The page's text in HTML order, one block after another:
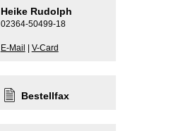
Heike Rudolph
02364-50499-18
E-Mail V-Card
Bestellfax